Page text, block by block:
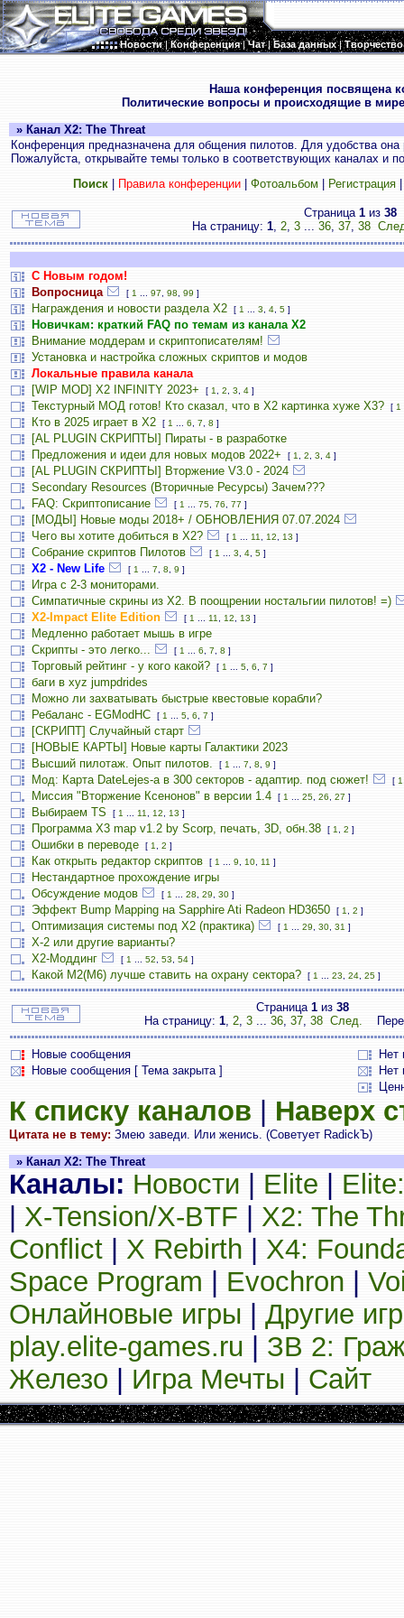
Новости|Конференция|Чат|База данных|Творчество
Наша конференция посвящена
Политические вопросы и происходящие в
» Канал X2: The Threat
Конференция предназначена для общения пилотов. Для удобства
Пожалуйста, открывайте темы только в соответствующих каналах и
Поиск| Правила конференции| Фотоальбом Регистрация
Страница 1из 38
На страницу: 1, 2, 3 ... 36, 37, 38
С Новым годом!
Вопросница
[ 1 97 98 99 ]
Награждения и новости раздела Х2 [ 1 3 4 5 ]
Новичкам: краткий FAQ по темам из канала Х2
Внимание моддерам и скриптописателям!
Установка и настройка сложных скриптов и модов
Локальные правила канала
[WIP MOD] X2 INFINITY 2023+
[ 1 2 3 4 ]
Текстурный МОД готов! Кто сказал, что в X2 картинка хуже X3? [ 1
Кто в 2025 играет в X2 [ 1 6 7 8 ]
[AL PLUGIN СКРИПТЫ] Пираты - в разработке
Предложения и идеи для новых модов 2022+
[ 1 2 3 4 ]
[AL PLUGIN СКРИПТЫ] Вторжение V3.0 - 2024
Secondary Resources (Вторичные Ресурсы) Зачем???
FAQ: Скриптописание
[ 1 75 76 77 ]
[МОДЫ] Новые моды 2018+ / ОБНОВЛЕНИЯ 07.07.2024
Чего вы хотите добиться в Х2?
[ 1 11 12 13 ]
Собрание скриптов Пилотов [ 1 3 4 5 ]
X2 - New Life [ 1 7 8 9 ]
Игра с 2-3 мониторами.
Симпатичные скрины из X2. В поощрении ностальгии пилотов! =)
X2-Impact Elite Edition
[ 1 11 12 13 ]
Медленно работает мышь в игре
Скрипты - это легко...
[ 1 6 7 8 ]
Торговый рейтинг - у кого какой? [ 1 5 6 7 ]
баги в xyz jumpdrides
Можно ли захватывать быстрые квестовые корабли?
Ребаланс - EGModHC
[ 1 5 6 7 ]
[СКРИПТ] Случайный старт
[НОВЫЕ КАРТЫ] Новые карты Галактики 2023
Высший пилотаж. Опыт пилотов.
[ 1 7 8 9 ]
Мод: Карта DateLejes-а в 300 секторов - адаптир. под сюжет! [ 1
Миссия "Вторжение Ксенонов" в версии 1.4 [ 1 25 26 27 ]
Выбираем TS [ 1 11 12 13 ]
Программа X3 map v1.2 by Scorp, печать, 3D, обн.38 [ 1 2 ]
Ошибки в переводе [ 1 2 ]
Как открыть редактор скриптов [ 1 9 10 11 ]
Нестандартное прохождение игры
Обсуждение модов
[ 1 28 29 30 ]
Эффект Bump Mapping на Sapphire Ati Radeon HD3650 [ 1 2 ]
Оптимизация системы под X2 (практика) [ 1 29 30 31 ]
X-2 или другие варианты?
Х2-Моддинг
[ 1 52 53 54 ]
Какой М2(М6) лучше ставить на охрану сектора? [ 1 23 24 25 ]
Страница 1из 38
На страницу: 1, 2, 3 ... 36, 37, 38 След.
Новые сообщения
Нет
Новые сообщения [ Тема закрыта ]
Нет
К списку каналов Наверх
Цитата не в тему: Змею заведи. Или женись. (Советует RadickЪ)
» Канал X2: The Threat
Каналы: Новости Elite
X-Tension/X-BTF
X2: The
Conflict
X Rebirth
X4:
Space Program
Evochron
Онлайновые игры
Другие
play.elite-games.ru
ЗВ 2:
Железо
Игра Мечты Сайт